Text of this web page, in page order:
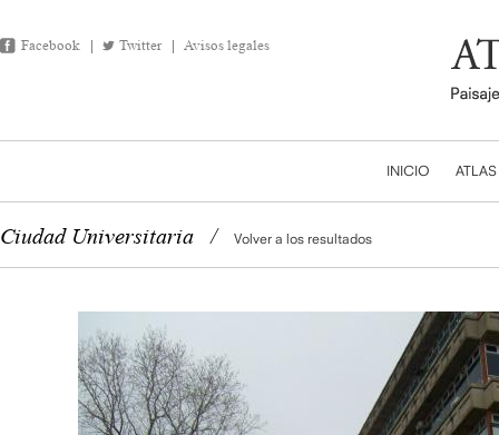
Facebook Twitter Avisos legales
INICIO ATLAS
Ciudad Universitaria / Volver a los resultados